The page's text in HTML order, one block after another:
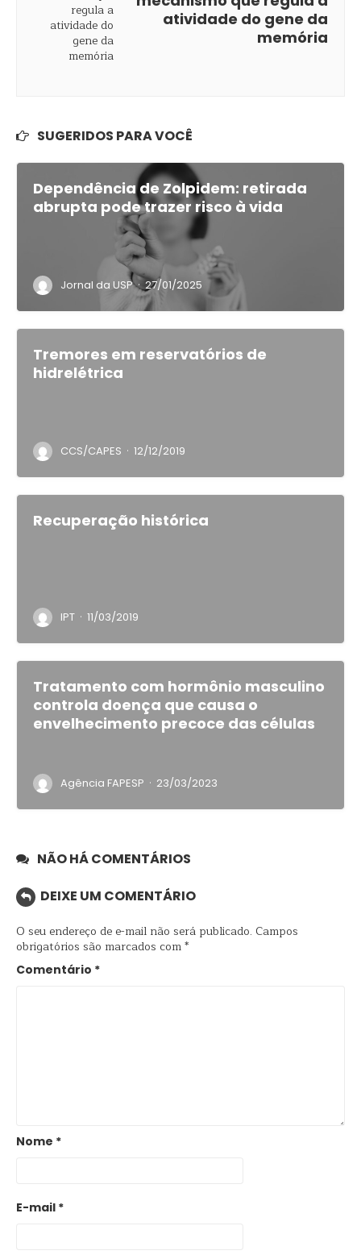
atividade do gene da
memória
SUGERIDOS PARA VOCÊ
Dependência de Zolpidem: retirada
abrupta pode trazer risco à vida
Jornal da USP · 27/01/2025
Tremores em reservatórios de
hidrelétrica
CCS/CAPES · 12/12/2019
Recuperação histórica
IPT · 11/03/2019
Tratamento com hormônio masculino
controla doença que causa o
envelhecimento precoce das células
Agência FAPESP · 23/03/2023
NÃO HÁ COMENTÁRIOS
DEIXE UM COMENTÁRIO
O seu endereço de e-mail não será publicado. Campos
obrigatórios são marcados com*
Comentário *
Nome *
E-mail *